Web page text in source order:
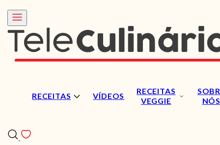
RECEITAS VÍDEOS
RECEITAS
VEGGIE
NÓS